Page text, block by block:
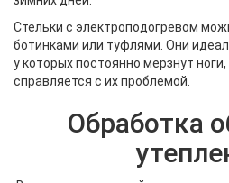
Стельки с электроподогревом
ботинками или туфлями. Они
у которых постоянно мерзнут
справляется с их проблемой.
Обработка